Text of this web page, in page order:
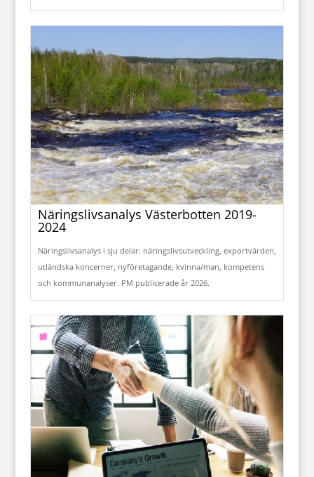
Näringslivsanalys Västerbotten 2019-
2024
Näringslivsanalys i sju delar: näringslivsutveckling, exportvärden,
utländska koncerner, nyföretagande, kvinna/man, kompetens
och kommunanalyser. PM publicerade år 2026.